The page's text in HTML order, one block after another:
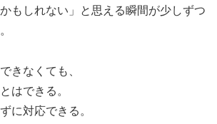
かもしれない」と思える瞬間が少しずつ
きなくても、
はできる。
に対応できる。